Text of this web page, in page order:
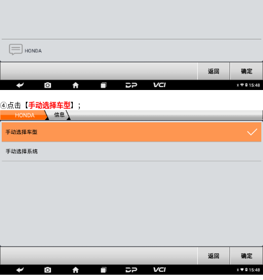
④点击【手动选择车型】；